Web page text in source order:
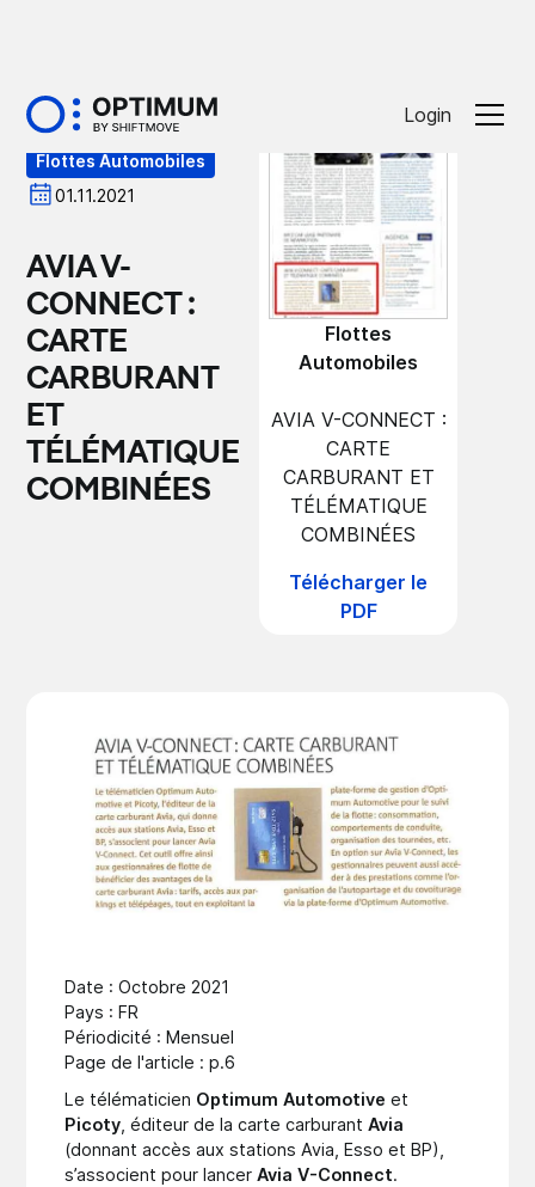
Login
Flottes Automobiles
01.11.2021
AVIA V-
CONNECT :
CARTE
CARBURANT
ET
TÉLÉMATIQUE
COMBINÉES
Flottes
Automobiles
AVIA V-CONNECT :
CARTE
CARBURANT ET
TÉLÉMATIQUE
COMBINÉES
Télécharger le
PDF
Date : Octobre 2021
Pays : FR
Périodicité : Mensuel
Page de l'article : p.6
Le télématicien Optimum Automotive et
Picoty, éditeur de la carte carburantAvia
(donnant accès aux stations Avia, Esso et BP),
s’associent pour lancerAvia V-Connect.